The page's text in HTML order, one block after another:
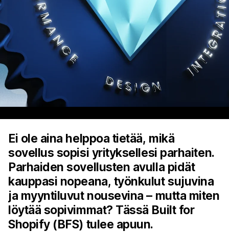
Ei ole aina helppoa tietää, mikä
sovellus sopisi yrityksellesi parhaiten.
Parhaiden sovellusten avulla pidät
kauppasi nopeana, työnkulut sujuvina
ja myyntiluvut nousevina – mutta miten
löytää sopivimmat? Tässä Built for
Shopify (BFS) tulee apuun.